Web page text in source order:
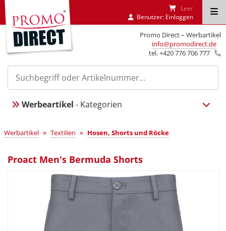
Promo Direct – Werbartikel
info@promodirect.de
tel. +420 776 706 777
Leer
Benutzer: Einloggen
Werbeartikel - Kategorien
Werbartikel » Textilien » Hosen, Shorts und Röcke
Proact Men's Bermuda Shorts